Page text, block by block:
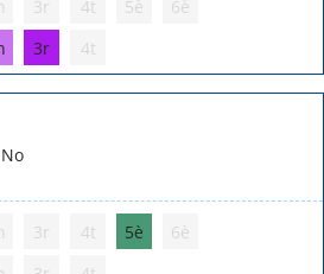
3r 4t 5è
6è
3r 4t
No
3r 4t 5è
6è